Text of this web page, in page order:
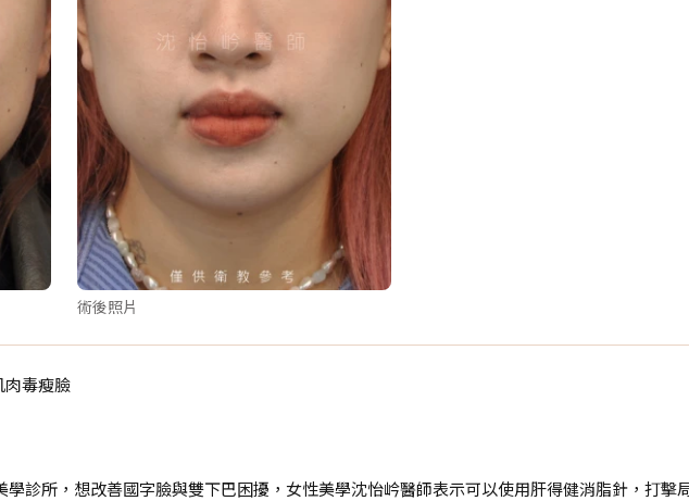
術後照片
肉毒瘦臉
診所，想改善國字臉與雙下巴困擾，女性美學沈怡岒醫師表示可以使用肝得健消脂針，打擊